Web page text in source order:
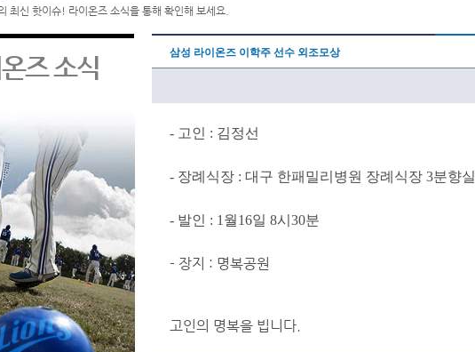
최신 핫이슈! 라이온즈 소식을 통해 확인해 보세요.
즈 소식 삼성 라이온즈 이학주 선수 외조모상
- 고인 : 김정선
- 장례식장 : 대구 한패밀리병원 장례식장 3분향실
- 발인 : 1월16일 8시30분
- 장지 : 명복공원
고인의 명복을 빕니다.